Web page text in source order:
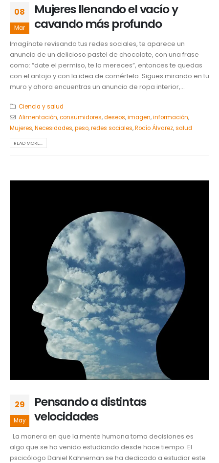
08
Mar
Mujeres llenando el vacío y
cavando más profundo
Imagínate revisando tus redes sociales, te aparece un
anuncio de un delicioso pastel de chocolate, con una frase
como: “date el permiso, te lo mereces”, entonces te quedas
con el antojo y con la idea de comértelo. Sigues mirando en tu
muro y ahora encuentras un anuncio de ropa interior,...
Ciencia y salud
Alimentación,consumidores,deseos,imagen,información,
Mujeres,Necesidades,peso,redes sociales,Rocío Álvarez,salud
READ MORE...
29
May
Pensando a distintas
velocidades
La manera en que la mente humana toma decisiones es
algo que se ha venido estudiando desde hace tiempo. El
pscicólogo Daniel Kahneman se ha dedicado a estudiar este